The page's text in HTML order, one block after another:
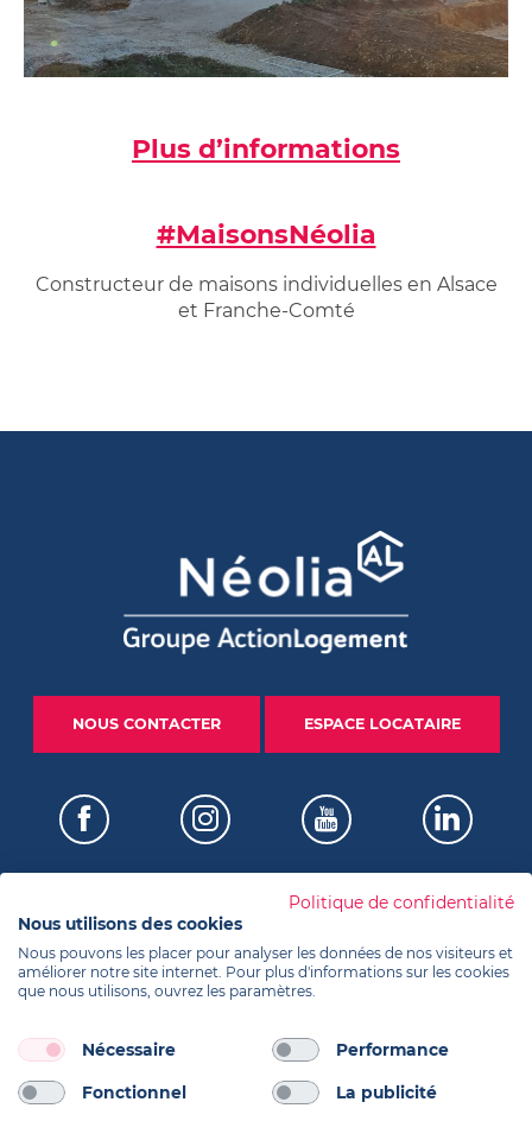
Plus d’informations
#MaisonsNéolia
Constructeur de maisons individuelles en Alsace
et Franche-Comté
NOUS CONTACTER ESPACE LOCATAIRE
Certifications
Politique de confidentialité
Nous utilisons des cookies
Nous pouvons les placer pour analyser les données de nos visiteurs et
améliorer notre site internet. Pour plus d'informations sur les cookies
que nous utilisons, ouvrez les paramètres.
Nécessaire Performance
Fonctionnel La publicité